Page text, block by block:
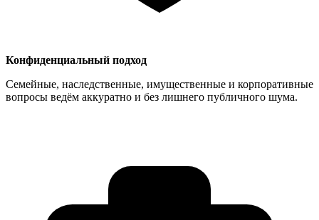
Конфиденциальный подход
Семейные, наследственные, имущественные и корпоративные
вопросы ведём аккуратно и без лишнего публичного шума.